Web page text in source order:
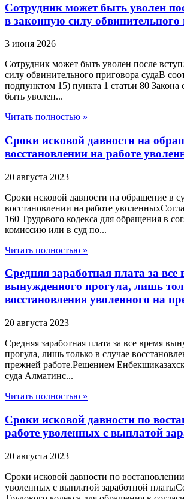
Сотрудник может быть уволен
в законную силу обвинительного
3 июня 2026
Сотрудник может быть уволен после
силу обвинительного приговора судаВ
подпунктом 15) пункта 1 статьи 80 Закона
быть уволен...
Читать полностью »
Сроки исковой давности на
восстановлении на работе
20 августа 2023
Сроки исковой давности на обращение в
восстановлении на работе
160 Трудового кодекса для обращения в
комиссию или в суд по...
Читать полностью »
Средняя заработная плата за все
вынужденного прогула, лишь
восстановления уволенного на
20 августа 2023
Средняя заработная плата за все время
прогула, лишь только в случае
прежней работе.Решением
суда Алматинс...
Читать полностью »
Сроки исковой давности по
работе уволенных с выплатой
20 августа 2023
Сроки исковой давности по
уволенных с выплатой заработной